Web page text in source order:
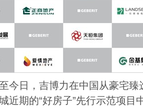
今日，吉博力在中国从豪宅臻
近期的“好房子”先行示范项目